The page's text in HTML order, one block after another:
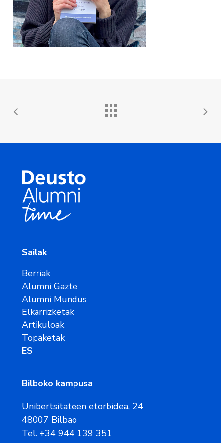
Sailak
Berriak
Alumni Gazte
Alumni Mundus
Elkarrizketak
Artikuloak
Topaketak
ES
Bilboko kampusa
Unibertsitateen etorbidea, 24
48007 Bilbao
Tel. +34 944 139 351